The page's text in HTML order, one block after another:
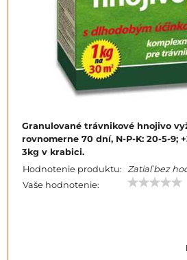
Granulované trávnikové hnojivo
rovnomerne 70 dní, N-P-K: 20-5-9;
3kg v krabici.
Hodnotenie produktu: Zatiaľ bez
Vaše hodnotenie: